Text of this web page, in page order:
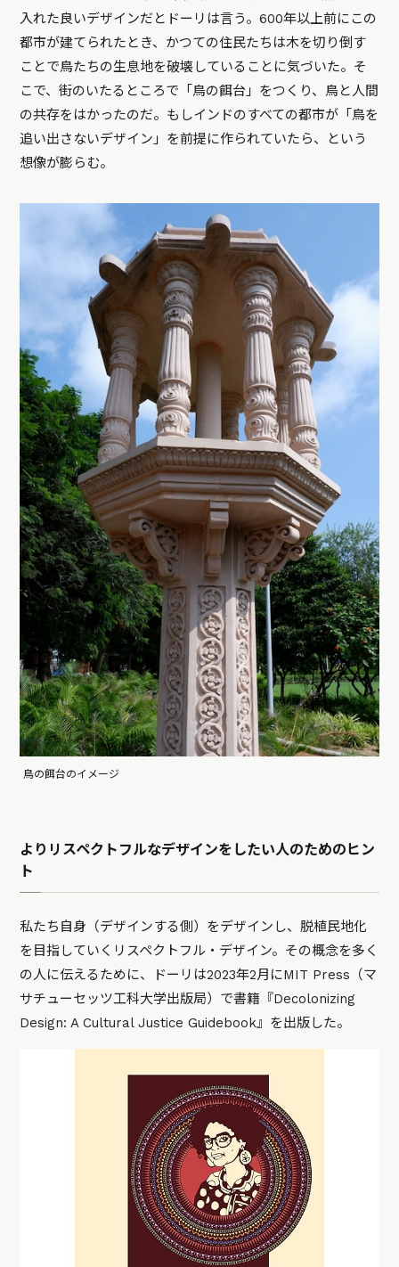
入れた良いデザインだとドーリは言う。600年以上前にこの
都市が建てられたとき、かつての住民たちは木を切り倒す
ことで鳥たちの生息地を破壊していることに気づいた。そ
こで、街のいたるところで「鳥の餌台」をつくり、鳥と人間
の共存をはかったのだ。もしインドのすべての都市が「鳥を
追い出さないデザイン」を前提に作られていたら、という
想像が膨らむ。
鳥の餌台のイメージ
よりリスペクトフルなデザインをしたい人のためのヒン
ト
私たち自身（デザインする側）をデザインし、脱植民地化
を目指していくリスペクトフル・デザイン。その概念を多く
の人に伝えるために、ドーリは2023年2月にMIT Press（マ
サチューセッツ工科大学出版局）で書籍『Decolonizing
Design: A Cultural Justice Guidebook』を出版した。